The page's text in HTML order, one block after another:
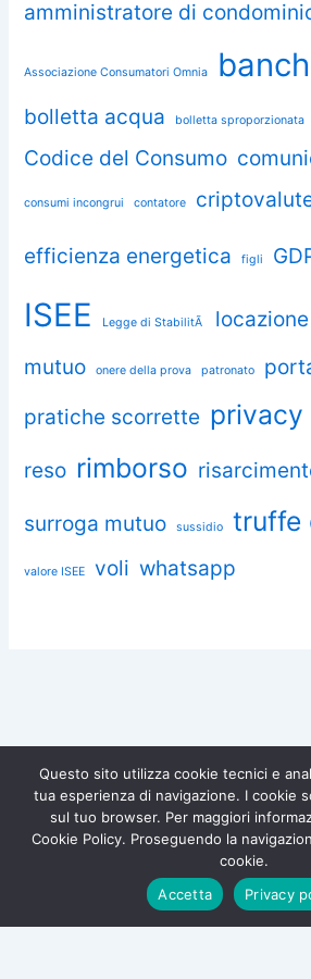
amministratore di
Associazione Consumatori Omnia
bolletta acqua bolletta sproporzionata
Codice del Consumo
consumi incongrui contatore
efficienza energetica figli
ISEE
Legge di StabilitÃ locazione
mutuo onere della prova patronato
pratiche scorrette privacy
reso rimborso
surroga mutuo sussidio truffe
valore ISEE voli whatsapp
Copyright © 2026 Associazione
riservati |Privacy Policy|
Diventa socio di
Associazione Omnia!
Iscriviti
tuoi diritti.
Iscriviti ora → ×
Chiedi aiuto a Omnia
Questo sito utilizza cookie tecnici e
tua esperienza di navigazione. I cookie
sul tuo browser. Per maggiori
Cookie Policy. Proseguendo la
cookie.
Accetta
Privacy